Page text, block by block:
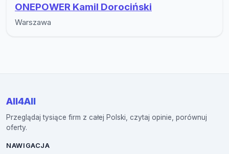
ONEPOWER Kamil Dorociński
Warszawa
All4All
Przeglądaj tysiące firm z całej Polski, czytaj opinie, porównuj
oferty.
NAWIGACJA